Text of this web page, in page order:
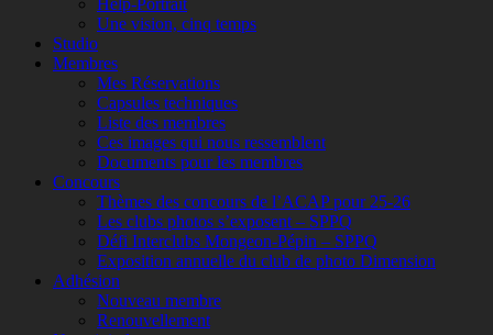
Une vision, cinq temps
Studio
Membres
Mes Réservations
Capsules techniques
Liste des membres
Ces images qui nous ressemblent
Documents pour les membres
Concours
Thèmes des concours de l’ACAP pour 25-26
Les clubs photos s’exposent – SPPQ
Défi Interclubs Mongeon-Pépin – SPPQ
Exposition annuelle du club de photo Dimension
Adhésion
Nouveau membre
Renouvellement